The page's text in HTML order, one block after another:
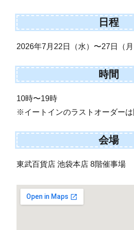
日程
2026年7月22日（水）〜27日（月
時間
10時〜19時
※イートインのラストオーダーは
会場
東武百貨店 池袋本店 8階催事場